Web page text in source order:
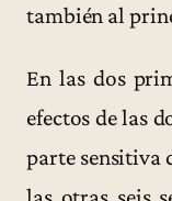
también al
En las dos
efectos de las
parte sensitiva